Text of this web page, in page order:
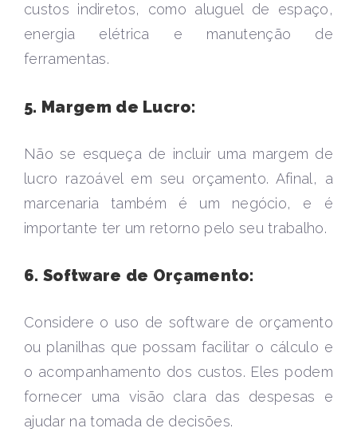
custos indiretos, como aluguel de espaço,
energia elétrica e manutenção de
ferramentas.
5. Margem de Lucro:
Não se esqueça de incluir uma margem de
lucro razoável em seu orçamento. Afinal, a
marcenaria também é um negócio, e é
importante ter um retorno pelo seu trabalho.
6. Software de Orçamento:
Considere o uso de software de orçamento
ou planilhas que possam facilitar o cálculo e
o acompanhamento dos custos. Eles podem
fornecer uma visão clara das despesas e
ajudar na tomada de decisões.